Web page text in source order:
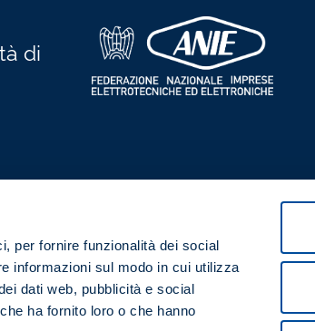
per fornire funzionalità dei social
informazioni sul modo in cui utilizza
dati web, pubblicità e social
ha fornito loro o che hanno
di
info@anieservizintegrati.it
02 3264396